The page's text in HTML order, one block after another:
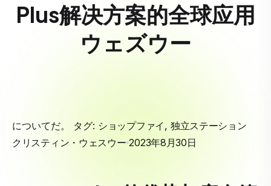
Plus解决方案的全球应用
ウェズウー
についてだ。 タグ: ショップファイ , 独立ステーション
クリスティン・ウェスウー 2023年8月30日